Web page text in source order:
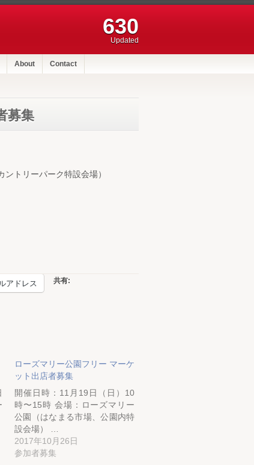
630
Updated
About Contact
募集
トリーパーク特設会場）
共有:
アドレス
ローズマリー公園フリー マーケ
ット出店者募集
開催日時：11月19日（日）10
時〜15時 会場：ローズマリー
公園（はなまる市場、公園内特
設会場） …
2017年10月26日
参加者募集